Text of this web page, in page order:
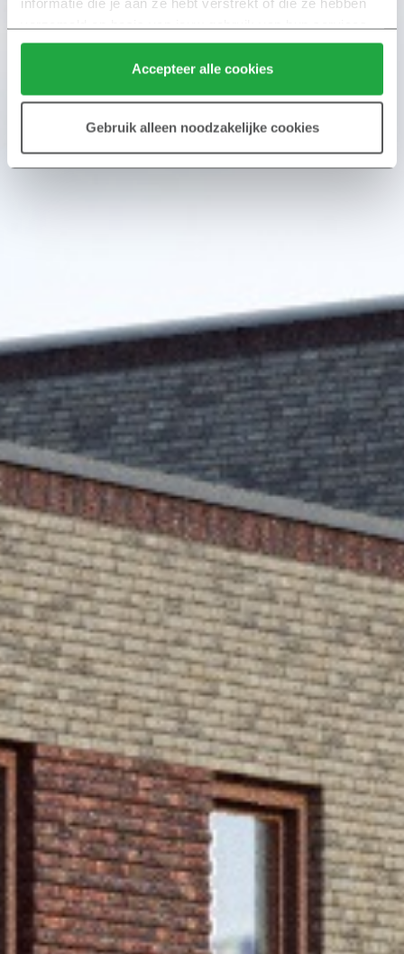
verzameld op basis van jouw gebruik van hun services.
Klik hier voor meer informatie over ons cookiebeleid.
Accepteer alle cookies
Gebruik alleen noodzakelijke cookies